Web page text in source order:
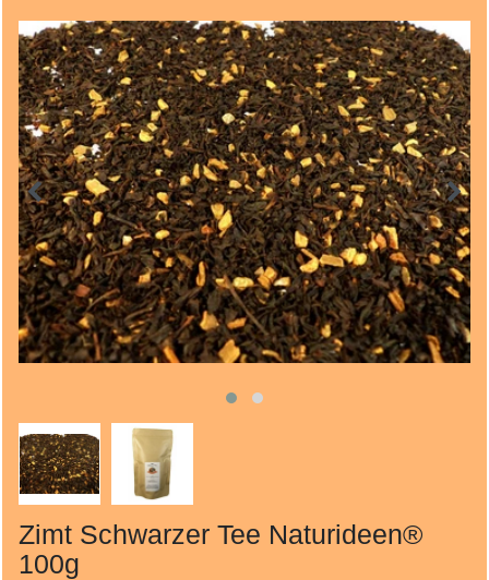
Zimt Schwarzer Tee Naturideen®
100g